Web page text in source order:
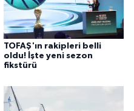
TOFAŞ'ın rakipleri belli
oldu! İşte yeni sezon
fikstürü